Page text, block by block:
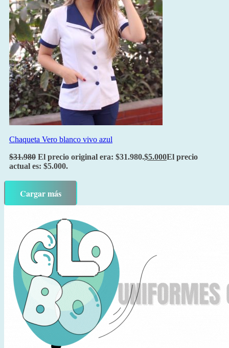
Chaqueta Vero blanco vivo azul
$31.980 El precio original era: $31.980.$5.000El precio
actual es: $5.000.
Cargar más